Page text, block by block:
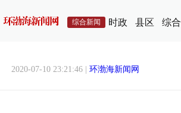
综合新闻 时政 县区 综合
2020-07-10 23:21:46 | 环渤海新闻网